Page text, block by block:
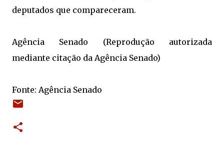
deputados que compareceram.
Agência Senado (Reprodução autorizada
mediante citação da Agência Senado)
Fonte: Agência Senado